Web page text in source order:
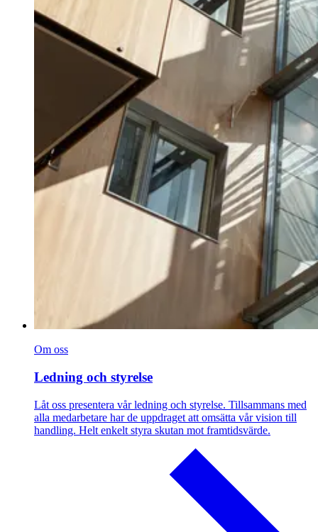
Om oss
Ledning och styrelse
Låt oss presentera vår ledning och styrelse. Tillsammans med
alla medarbetare har de uppdraget att omsätta vår vision till
handling. Helt enkelt styra skutan mot framtidsvärde.